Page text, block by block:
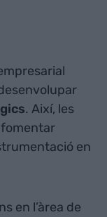
. Així, les
fomentar
en
en l’àrea de